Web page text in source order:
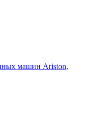
машин Ariston,